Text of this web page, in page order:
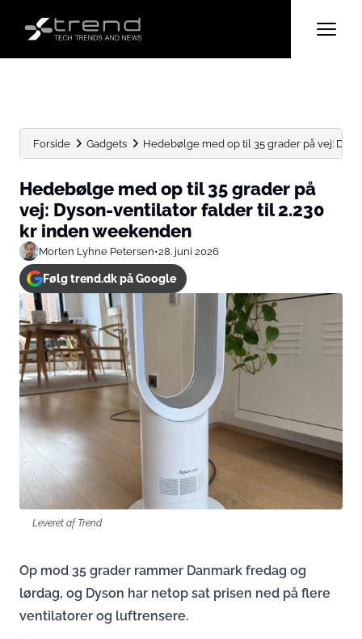
Forside Gadgets Hedebølge med op til 35 grader på vej:
Hedebølge med op til 35 grader på
vej: Dyson-ventilator falder til 2.230
kr inden weekenden
Morten Lyhne Petersen•28. juni 2026
Følg trend.dk på Google
Leveret af Trend
Op mod 35 grader rammer Danmark fredag og
lørdag, og Dyson har netop sat prisen ned på flere
ventilatorer og luftrensere.